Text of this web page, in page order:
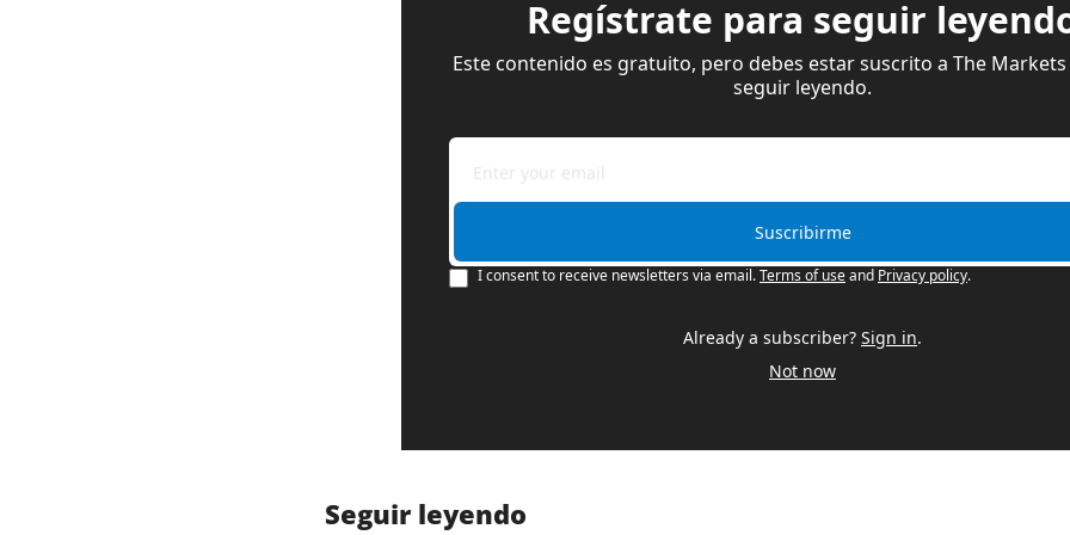
Regístrate para seguir
Este contenido es gratuito, pero debes estar suscrito a The Markets
seguir leyendo.
Suscribirme
I consent to receive newsletters via email.Terms of useand Privacy policy.
Already a subscriber? Sign in.
Not now
Seguir leyendo